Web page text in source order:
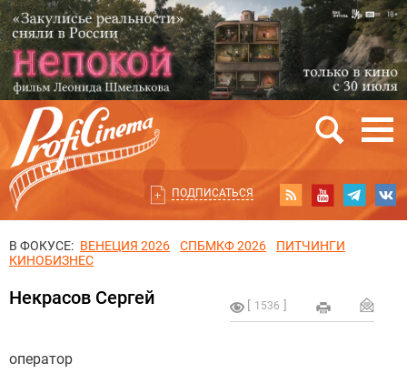
ПОДПИСАТЬСЯ
В ФОКУСЕ: ВЕНЕЦИЯ 2026 СПБМКФ 2026
ПИТЧИНГИ
КИНОБИЗНЕС
1536
Некрасов Сергей
оператор